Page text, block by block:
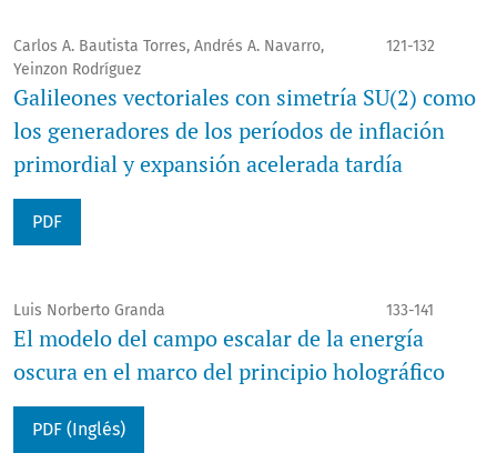
Carlos A. Bautista Torres, Andrés A. Navarro,
Yeinzon Rodríguez
121-132
Galileones vectoriales con simetría SU(2) como
los generadores de los períodos de inflación
primordial y expansión acelerada tardía
PDF
Luis Norberto Granda 133-141
El modelo del campo escalar de la energía
oscura en el marco del principio holográfico
PDF (Inglés)